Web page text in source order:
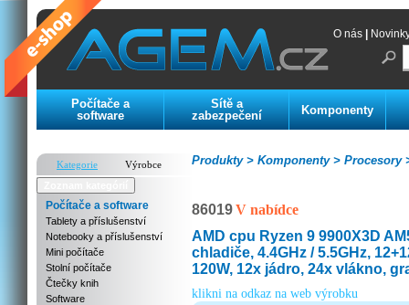
O nás
Počítače a
software
Sítě a
zabezpečení
Komponenty
Kategorie
Výrobce
Počítače a software
Tablety a příslušenství
Notebooky a příslušenství
Mini počítače
Stolní počítače
Čtečky knih
Software
Procesory
Komponenty >
Produkty >
86019V nabídce
AMD cpu Ryzen 9 9900X3D
chladiče, 4.4GHz / 5.5GHz,
120W, 12x jádro, 24x vlákno,
klikni na odkaz na web výrobku